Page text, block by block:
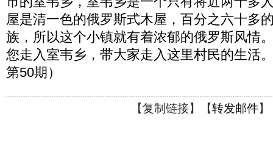
屋是清一色的俄罗斯式木屋，百分之六十多
族，所以这个小镇就有着浓郁的俄罗斯风情
您走入室韦乡，带大家走入这里村民的生活
第50期）
【复制链接】【转发邮件】